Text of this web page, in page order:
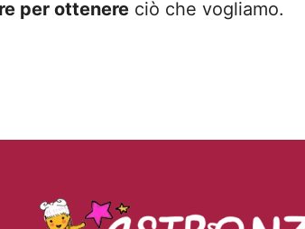
per ottenere ciò che vogliamo.